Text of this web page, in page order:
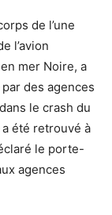
de l’une
l’avion
mer Noire, a
des agences
le crash du
été retrouvé à
le porte-
agences